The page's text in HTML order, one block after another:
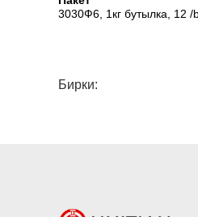
3030Ф6, 1кг бутылка, 12 /
Бирки: